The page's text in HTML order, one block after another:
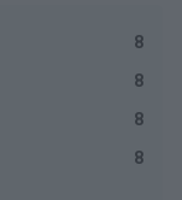
8
8
8
8